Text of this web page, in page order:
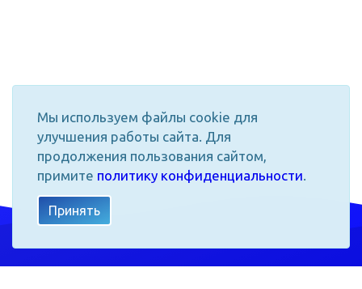
Мы используем файлы cookie для
улучшения работы сайта. Для
продолжения пользования сайтом,
примите политику конфиденциальности.
Принять